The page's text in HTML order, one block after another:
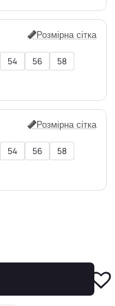
Розмірна сітка
54 56
58
Розмірна сітка
54 56
58